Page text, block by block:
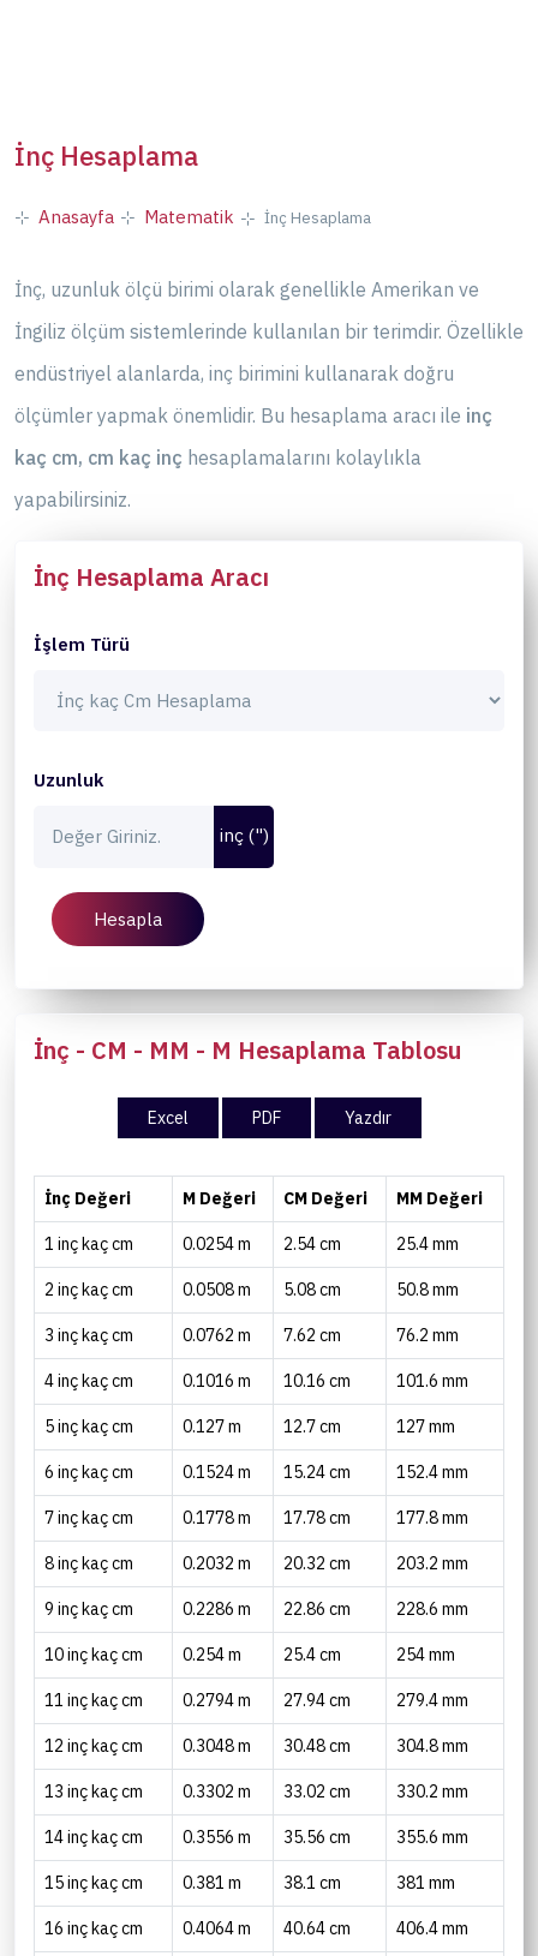
İnç Hesaplama
Anasayfa Matematik İnç Hesaplama
İnç, uzunluk ölçü birimi olarak genellikle Amerikan ve
İngiliz ölçüm sistemlerinde kullanılan bir terimdir. Özellikle
endüstriyel alanlarda, inç birimini kullanarak doğru
ölçümler yapmak önemlidir. Bu hesaplama aracı ile inç
kaç cm, cm kaç inç hesaplamalarını kolaylıkla
yapabilirsiniz.
İnç Hesaplama Aracı
İşlem Türü
Uzunluk
inç (")
Hesapla
İnç - CM - MM - M Hesaplama Tablosu
Excel PDF Yazdır
İnç Değeri M Değeri CM Değeri MM Değeri
1 inç kaç cm 0.0254 m 2.54 cm 25.4 mm
2 inç kaç cm 0.0508 m 5.08 cm 50.8 mm
3 inç kaç cm 0.0762 m 7.62 cm 76.2 mm
4 inç kaç cm 0.1016 m 10.16 cm 101.6 mm
5 inç kaç cm 0.127 m 12.7 cm 127 mm
6 inç kaç cm 0.1524 m 15.24 cm 152.4 mm
7 inç kaç cm 0.1778 m 17.78 cm 177.8 mm
8 inç kaç cm 0.2032 m 20.32 cm 203.2 mm
9 inç kaç cm 0.2286 m 22.86 cm 228.6 mm
10 inç kaç cm 0.254 m 25.4 cm 254 mm
11 inç kaç cm 0.2794 m 27.94 cm 279.4 mm
12 inç kaç cm 0.3048 m 30.48 cm 304.8 mm
13 inç kaç cm 0.3302 m 33.02 cm 330.2 mm
14 inç kaç cm 0.3556 m 35.56 cm 355.6 mm
15 inç kaç cm 0.381 m 38.1 cm 381 mm
16 inç kaç cm 0.4064 m 40.64 cm 406.4 mm